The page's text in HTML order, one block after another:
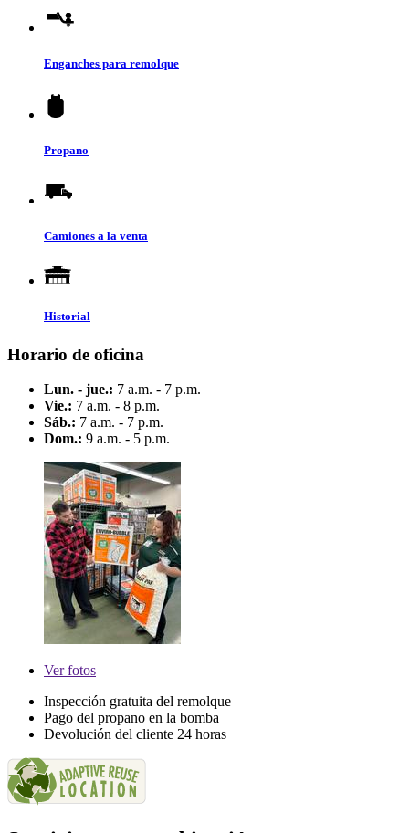
Enganches para remolque
Propano
Camiones a la venta
Historial
Horario de oficina
Lun. - jue.: 7 a.m. - 7 p.m.
Vie.: 7 a.m. - 8 p.m.
Sáb.: 7 a.m. - 7 p.m.
Dom.: 9 a.m. - 5 p.m.
Verfotos
Inspección gratuita del remolque
Pago del propano en la bomba
Devolución del cliente 24 horas